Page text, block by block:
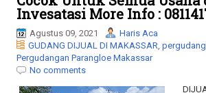
GUDANG DIJUAL DI MAKASSAR ,
Pergudangan Parangloe Makassar
No comments